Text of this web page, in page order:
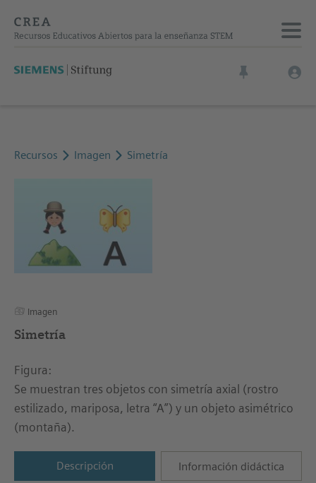
Recursos Imagen Simetría
Imagen
Simetría
Figura:
Se muestran tres objetos con simetría axial (rostro
estilizado, mariposa, letra “A”) y un objeto asimétrico
(montaña).
Descripción Información didáctica